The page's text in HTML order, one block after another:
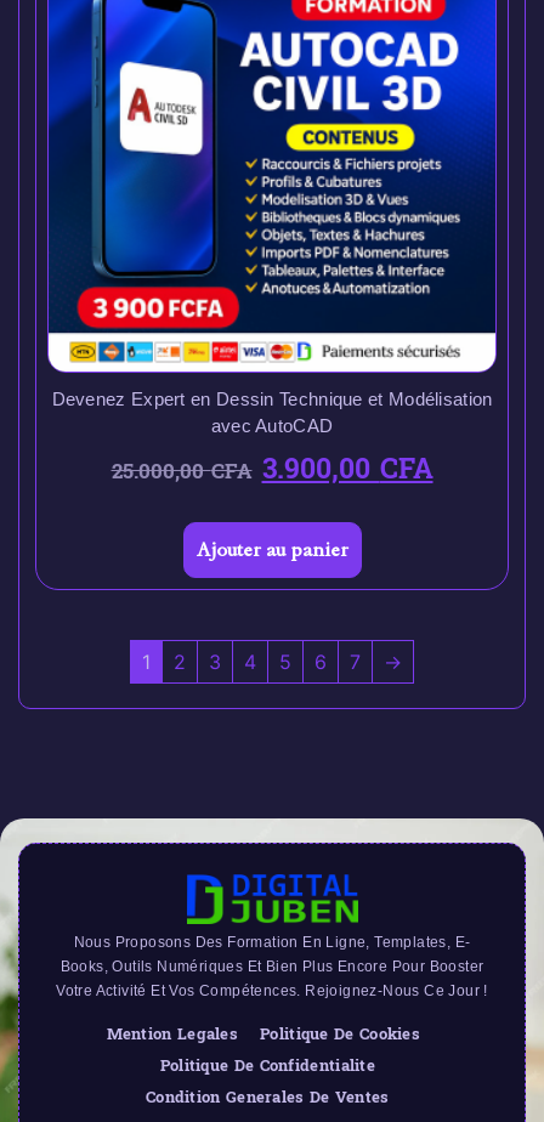
Devenez Expert en Dessin Technique et Modélisation
avec AutoCAD
25.000,00CFA 3.900,00CFA
Ajouter au panier
1 2 3 4 5 6 7 →
Nous Proposons Des Formation En Ligne, Templates, E-
Books, Outils Numériques Et Bien Plus Encore Pour Booster
Votre Activité Et Vos Compétences. Rejoignez-Nous Ce Jour !
Mention Legales
Politique De Cookies
Politique De Confidentialite
Condition Generales De Ventes